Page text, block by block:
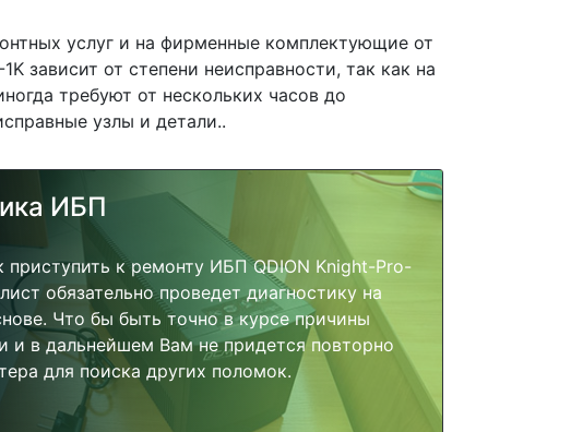
услуг и на фирменные комплектующие от
зависит от степени неисправности, так как на
требуют от нескольких часов до
узлы и детали..
ИБП
приступить к ремонту ИБП QDION Knight-Pro-
обязательно проведет диагностику на
Что бы быть точно в курсе причины
и в дальнейшем Вам не придется повторно
для поиска других поломок.